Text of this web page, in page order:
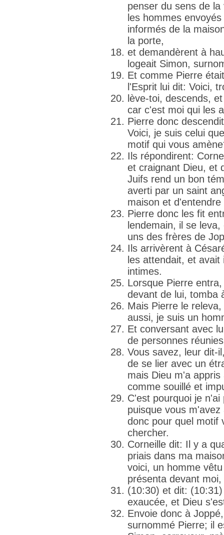
penser du sens de
les hommes
informés de la
la porte,
et demandèrent à
logeait Simon,
Et comme Pierre
l'Esprit lui dit: Voici,
lève-toi, descends,
car c'est moi qui les
Pierre donc
Voici, je suis celui
motif qui vous
Ils répondirent:
et craignant Dieu, et
Juifs rend un bon
averti par un saint
maison et
Pierre donc les fit
lendemain, il se
uns des frères de
Ils arrivèrent à
les attendait, et
intimes.
Lorsque Pierre
devant de lui, tomba
Mais Pierre le
aussi, je suis un
Et conversant avec
de personnes
Vous savez, leur dit-
de se lier avec un
mais Dieu m'a
comme souillé et
C'est pourquoi je
puisque vous
donc pour quel motif
chercher.
Corneille dit: Il y a
priais dans ma
voici, un homme
présenta devant moi,
(10:30) et dit:
exaucée, et Dieu
Envoie donc à
surnommé Pierre; il